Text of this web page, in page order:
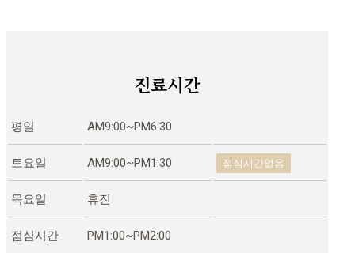
진료시간
평일 AM9:00~PM6:30
토요일 AM9:00~PM1:30 점심시간없음
목요일 휴진
점심시간 PM1:00~PM2:00